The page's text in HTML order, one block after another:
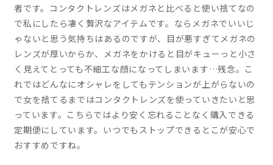
者です。コンタクトレンズはメガネと比べると使い捨てなの
で私にしたら凄く贅沢なアイテムです。ならメガネでいいじ
ゃないと思う気持ちはあるのですが、目が悪すぎてメガネの
レンズが厚いからか、メガネをかけると目がキューっと小さ
く見えてとっても不細工な顔になってしまいます…残念。こ
れではどんなにオシャレをしてもテンションが上がらないの
で女を捨てるまではコンタクトレンズを使っていきたいと思
っています。こちらではより安く忘れることなく購入できる
定期便にしています。いつでもストップできるとこが安心で
おすすめですね。